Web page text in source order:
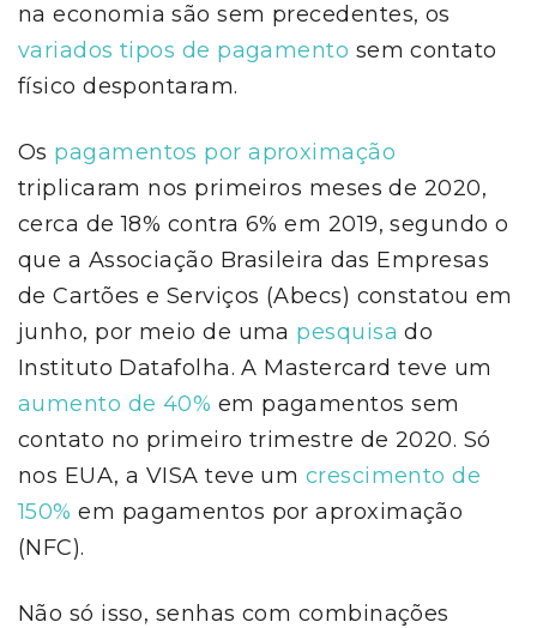
na economia são sem precedentes, os
variados tipos de pagamento sem contato
físico despontaram.
Os pagamentos por aproximação
triplicaram nos primeiros meses de 2020,
cerca de 18% contra 6% em 2019, segundo o
que a Associação Brasileira das Empresas
de Cartões e Serviços (Abecs) constatou em
junho, por meio de uma pesquisa do
Instituto Datafolha. A Mastercard teve um
aumento de 40% em pagamentos sem
contato no primeiro trimestre de 2020. Só
nos EUA, a VISA teve um crescimento de
150% em pagamentos por aproximação
(NFC).
Não só isso, senhas com combinações